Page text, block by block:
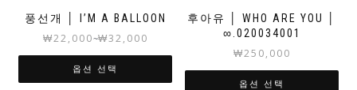
풍선개 │ I’M A BALLOON
₩22,000~₩32,000
옵션 선택
후아유 │ WHO ARE YOU │
∞.020034001
₩250,000
옵션 선택